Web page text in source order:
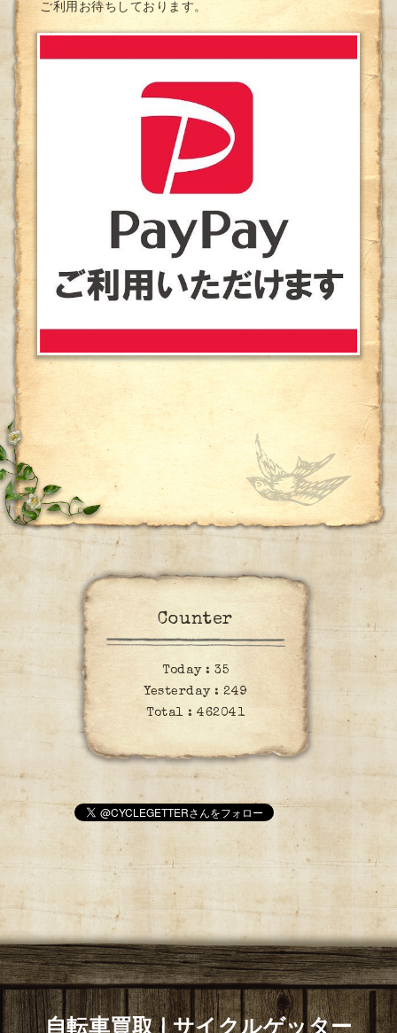
ご利用お待ちしております。
Counter
Today : 35
Yesterday :249
Total : 462041